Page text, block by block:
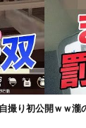
撮り初公開ｗｗ